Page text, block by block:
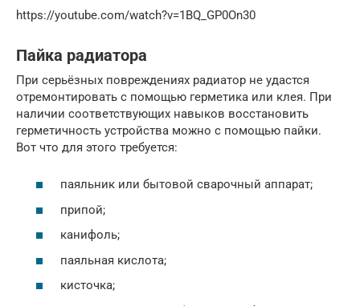
https://youtube.com/watch?v=1BQ_GP0On30
Пайка радиатора
При серьёзных повреждениях радиатор не удастся
отремонтировать с помощью герметика или клея. При
наличии соответствующих навыков восстановить
герметичность устройства можно с помощью пайки.
Вот что для этого требуется:
паяльник или бытовой сварочный аппарат;
припой;
канифоль;
паяльная кислота;
кисточка;